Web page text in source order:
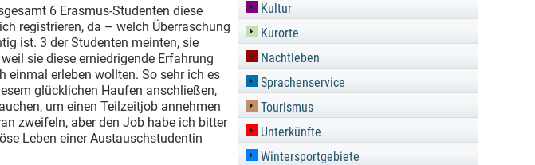
6 Erasmus-Studenten diese
registrieren, da – welch Überraschung
ist. 3 der Studenten meinten, sie
sie diese erniedrigende Erfahrung
einmal erleben wollten. So sehr ich es
glücklichen Haufen anschließen,
um einen Teilzeitjob annehmen
zweifeln, aber den Job habe ich bitter
Leben einer Austauschstudentin
Kultur
Kurorte
Nachtleben
Sprachenservice
Tourismus
Unterkünfte
Wintersportgebiete